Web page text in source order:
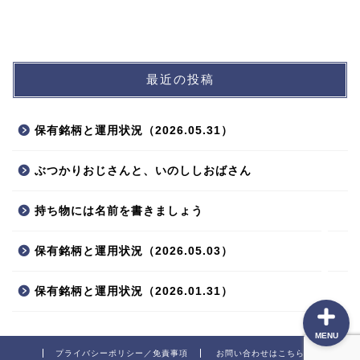
最近の投稿
保有銘柄と運用状況（2026.05.31）
ぶつかりおじさんと、いのししおばさん
持ち物には名前を書きましょう
保有銘柄と運用状況（2026.05.03）
保有銘柄と運用状況（2026.01.31）
プライバシーポリシー／免責事項 お問い合わせはこちら
MENU
ポートフォリオ